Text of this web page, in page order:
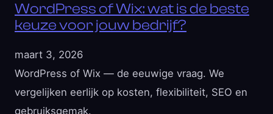
WordPress of Wix: wat is de beste
keuze voor jouw bedrijf?
maart 3, 2026
WordPress of Wix — de eeuwige vraag. We
vergelijken eerlijk op kosten, flexibiliteit, SEO en
gebruiksgemak.